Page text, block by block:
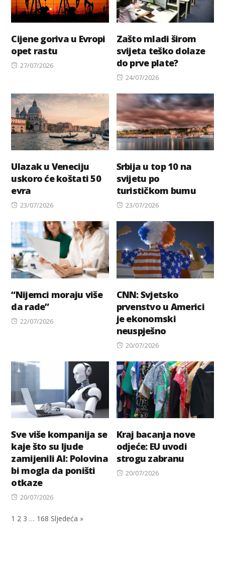
Cijene goriva u Evropi
opet rastu
Posted
27/07/2026
Zašto mladi širom
svijeta teško dolaze
do prve plate?
Posted
24/07/2026
Ulazak u Veneciju
uskoro će koštati 50
evra
Posted
23/07/2026
Srbija u top 10 na
svijetu po
turističkom bumu
Posted
23/07/2026
“Nijemci moraju više
da rade”
Posted
22/07/2026
CNN: Svjetsko
prvenstvo u Americi
je ekonomski
neuspješno
Posted
20/07/2026
Sve više kompanija se
kaje što su ljude
zamijenili AI: Polovina
bi mogla da poništi
otkaze
Posted
20/07/2026
Kraj bacanja nove
odјeće: EU uvodi
strogu zabranu
Posted
20/07/2026
1 2 3 … 168 Sljedeća »